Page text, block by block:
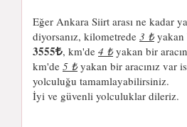
Eğer Ankara Siirt arası ne kadar
diyorsanız, kilometrede 3 ₺yakan
3555 , km'de 4 ₺yakan bir
km'de 5 ₺yakan bir aracınız var
yolculuğu tamamlayabilirsiniz.
İyi ve güvenli yolculuklar dileriz.